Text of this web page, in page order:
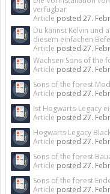
verfügbar
Article posted 27.
Du kannst Kelvin und
diesem einfachen
Article posted 27.
Wachsen Sons of the
Article posted 27.
Sons of the forest
Article posted 27.
Ist Hogwarts-Legacy
Article posted 27.
Hogwarts Legacy
Article posted 27.
Sons of the forest
Article posted 27.
Sons of the forest
Article posted 27.